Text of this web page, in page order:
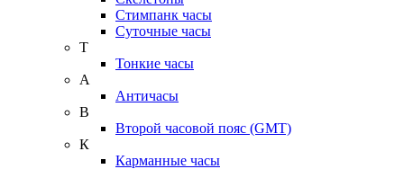
Стимпанк часы
Суточные часы
Т
Тонкие часы
А
Античасы
В
Второй часовой пояс (GMT)
К
Карманные часы